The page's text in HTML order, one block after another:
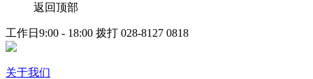
返回顶部
工作日9:00 - 18:00 拨打 028-8127 0818
关于我们